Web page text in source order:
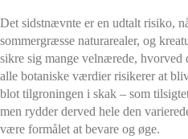
Det sidstnævnte er en udtalt risiko,
sommergræsse naturarealer, og
sikre sig mange velnærede, hvorved
alle botaniske værdier risikerer at
blot tilgroningen i skak – som
men rydder derved hele den
være formålet at bevare og øge.